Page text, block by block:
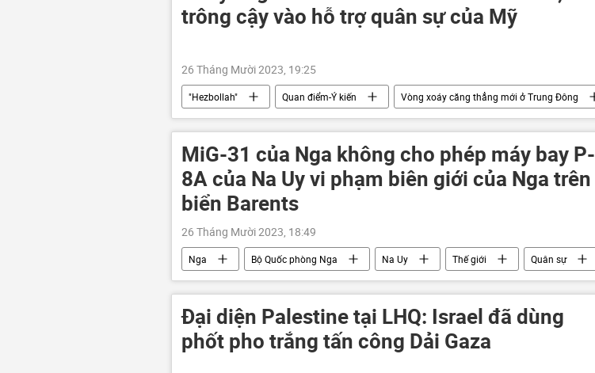
trông cậy vào hỗ trợ quân sự của Mỹ
26 Tháng Mười 2023, 19:25
"Hezbollah" Quan điểm-Ý kiến
Vòng xoáy căng thẳng mới ở Trung Đông
nhà báo
Israel Palestine xung đột quân sự Thế giới
Hoa Kỳ
MiG-31 của Nga không cho phép máy bay P-
8A của Na Uy vi phạm biên giới của Nga trên
biển Barents
26 Tháng Mười 2023, 18:49
Nga Bộ Quốc phòng Nga Na Uy Thế giới Quân sự
Đại diện Palestine tại LHQ: Israel đã dùng
phốt pho trắng tấn công Dải Gaza